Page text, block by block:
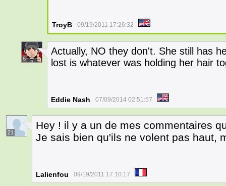
TroyB 09/19/2011 17:26:32
6
Actually, NO they don't. She still has
lost is whatever was holding her hair
Eddie Nash 07/09/2014 02:51:57
21
Hey ! il y a un de mes commentaires
Je sais bien qu'ils ne volent pas haut,
Lalienfou 09/19/2011 17:10:17